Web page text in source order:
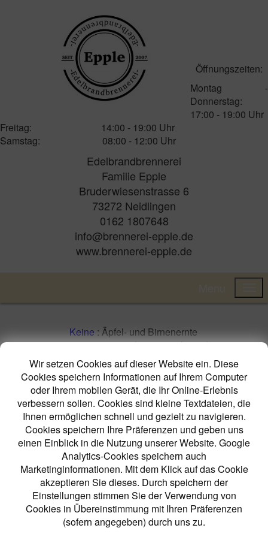
Öffnungszeiten:
Montag -
Donnerstag:
17:00 - 19:00 Uhr
Freitag: 14:00 - 19:00 Uhr
Samstag: 08:00 - 12:00 Uhr
Edelbrandbrennerei
Familie Epple
Bruderwiesenstrasse 6
73272 Neidlingen
0162 1807648
info@brennerei-epple.de
www.brennerei-epple.de
Keine : Äpfel- und Birnenernte
05.10.2015 08:00( 4579 x gelesen )
Die Apfel und Birnenernte ist seit ca. 5
Wochen im vollen Gange.
Von Ende August bis ca. Ende Oktober
sind wir in der Äpfel- und Birnenernte. In
dieser Zeit sammeln wir jeden Abend
das Obst auf unseren Wiesen. Einen
großen Teil bringen wir am Wochenende
zu unserer Mosterei, die daraus
Süßmost herstellt. Apfel- und
Birnenmost wird aus Mostobst
gewonnen. Mit einer Mostpresse wird
der Saft, der Süßmost, aus den Früchten
gepresst. Den Süßmost nutzen wir u.a.
Wir setzen Cookies auf dieser Website ein. Diese
Cookies speichern Informationen auf Ihrem Computer
oder Ihrem mobilen Gerät, die Ihr Online-Erlebnis
verbessern sollen. Cookies sind kleine Textdateien, die
Ihnen ermöglichen schnell und gezielt zu navigieren.
Cookies speichern Ihre Präferenzen und geben uns
einen Einblick in die Nutzung unserer Website. Google
Analytics-Cookies speichern auch
Marketinginformationen. Mit dem Klick auf das Cookie
akzeptieren Sie dieses. Durch speichern der
Einstellungen stimmen Sie der Verwendung von
Cookies in Übereinstimmung mit Ihren Präferenzen
(sofern angegeben) durch uns zu.